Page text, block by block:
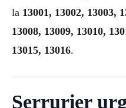
la 13001, 13002, 13003,
13008, 13009, 13010,
13015, 13016.
Serrurier